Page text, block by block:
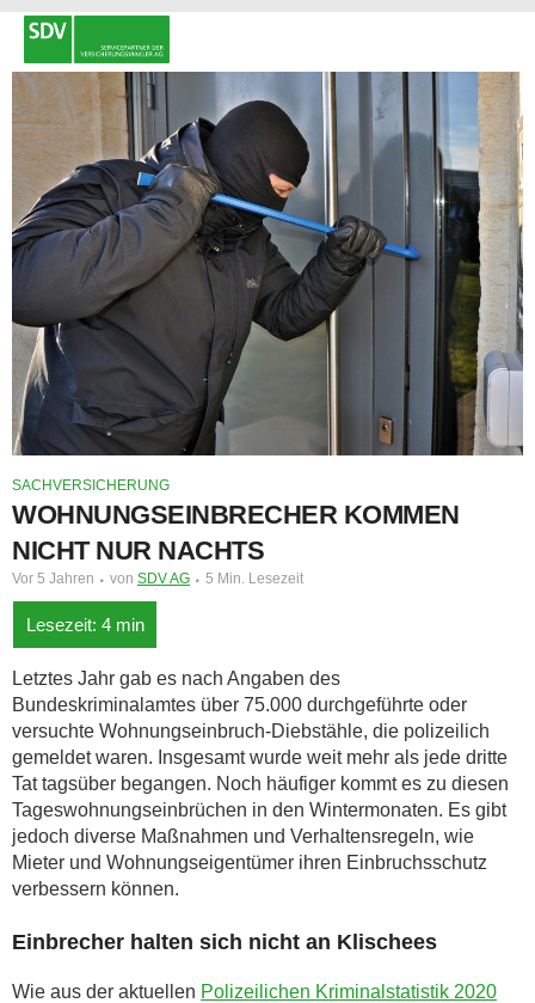
SACHVERSICHERUNG
WOHNUNGSEINBRECHER KOMMEN
NICHT NUR NACHTS
Vor 5 Jahren von SDV AG 5 Min. Lesezeit
Letztes Jahr gab es nach Angaben des
Bundeskriminalamtes über 75.000 durchgeführte oder
versuchte Wohnungseinbruch-Diebstähle, die polizeilich
gemeldet waren. Insgesamt wurde weit mehr als jede dritte
Tat tagsüber begangen. Noch häufiger kommt es zu diesen
Tageswohnungseinbrüchen in den Wintermonaten. Es gibt
jedoch diverse Maßnahmen und Verhaltensregeln, wie
Mieter und Wohnungseigentümer ihren Einbruchsschutz
verbessern können.
Einbrecher halten sich nicht an Klischees
Wie aus der aktuellen Polizeilichen Kriminalstatistik 2020